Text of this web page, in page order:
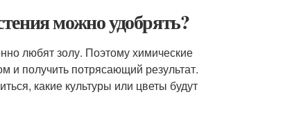
можно удобрять?
любят золу. Поэтому химические
и получить потрясающий результат.
какие культуры или цветы будут